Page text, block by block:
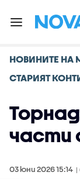
НОВИНИТЕ НА
СТАРИЯТ
части
03 юни 2026 15:14 |